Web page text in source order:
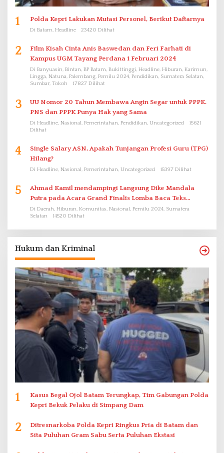
1 Polda Kepri Lakukan Mutasi Personel, Berikut Daftarnya
Di Batam, Headline 23420 Dilihat
2
Film Kisah Cinta Anis Baswedan dan Feri Farhati di
Kampus UGM Tayang Perdana 1 Februari 2024
Di Banyuasin, Bintan, BP Batam, Bukittinggi, Headline, Hiburan, Karimun,
Lingga, Natuna, Palembang, Pemilu 2024, Pendidikan, Sumatera Selatan,
Sumbar, Tokoh
17827 Dilihat
3
UU Nomor 20 Tahun Membawa Angin Segar untuk PPPK.
PNS dan PPPK Punya Hak yang Sama
Di Headline, Nasional, Pemerintahan, Pendidikan, Uncategorized
15621
Dilihat
4
Single Salary ASN, Apakah Tunjangan Profesi Guru (TPG)
Hilang?
Di Headline, Nasional, Pemerintahan, Uncategorized 15397 Dilihat
5
Ahmad Kamil mendampingi Langsung Dike Mandala
Putra pada Acara Grand Finalis Lomba Baca Teks
Proklamasi Mirip Bung Karno di Bali
Di Daerah, Hiburan, Komunitas, Nasional, Pemilu 2024, Sumatera
Selatan
14520 Dilihat
Hukum dan Kriminal
1
Kasus Begal Ojol Batam Terungkap, Tim Gabungan Polda
Kepri Bekuk Pelaku di Simpang Dam
2
Ditresnarkoba Polda Kepri Ringkus Pria di Batam dan
Sita Puluhan Gram Sabu Serta Puluhan Ekstasi